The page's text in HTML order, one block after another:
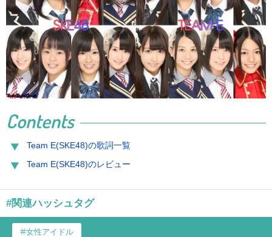
Contents
Team E(SKE48)の歌詞一覧
Team E(SKE48)のレビュー
#関連ハッシュタグ
女性アイドル